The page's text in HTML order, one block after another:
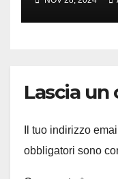
Lascia
Il tuo indirizzo
obbligatori sono